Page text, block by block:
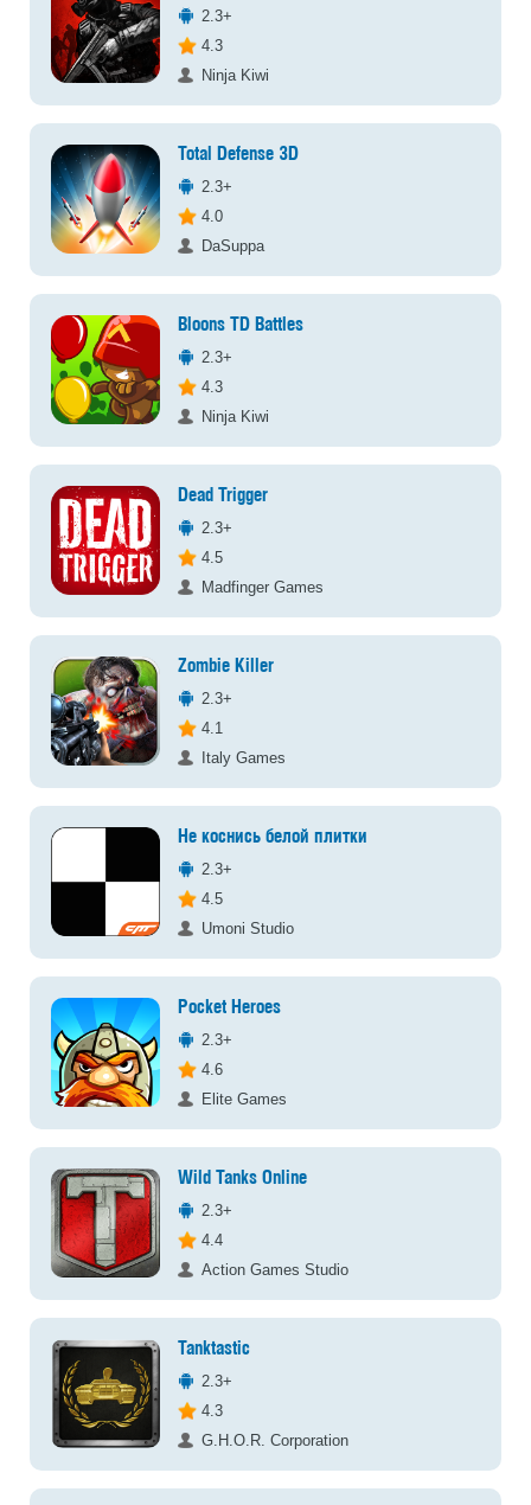
2.3+
4.3
Ninja Kiwi
Total Defense 3D
2.3+
4.0
DaSuppa
Bloons TD Battles
2.3+
4.3
Ninja Kiwi
Dead Trigger
2.3+
4.5
Madfinger Games
Zombie Killer
2.3+
4.1
Italy Games
Не коснись белой плитки
2.3+
4.5
Umoni Studio
Pocket Heroes
2.3+
4.6
Elite Games
Wild Tanks Online
2.3+
4.4
Action Games Studio
Tanktastic
2.3+
4.3
G.H.O.R. Corporation